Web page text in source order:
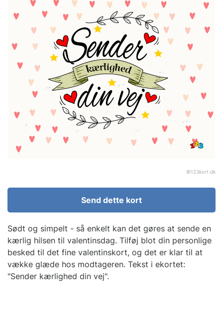
©123kort.dk
Send dette kort
Sødt og simpelt - så enkelt kan det gøres at sende en
kærlig hilsen til valentinsdag. Tilføj blot din personlige
besked til det fine valentinskort, og det er klar til at
vække glæde hos modtageren. Tekst i ekortet:
"Sender kærlighed din vej".